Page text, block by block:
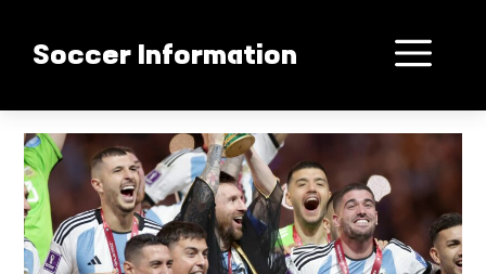
Soccer Information
메
뉴